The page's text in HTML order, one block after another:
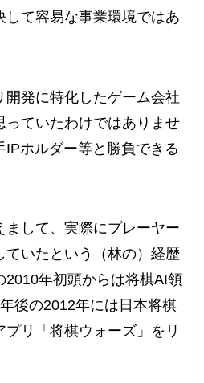
して容易な事業環境ではあ
開発に特化したゲーム会社
っていたわけではありませ
IPホルダー等と勝負できる
まして、実際にプレーヤー
ていたという（林の）経歴
2010年初頭からは将棋AI領
後の2012年には日本将棋
リ「将棋ウォーズ」をリ